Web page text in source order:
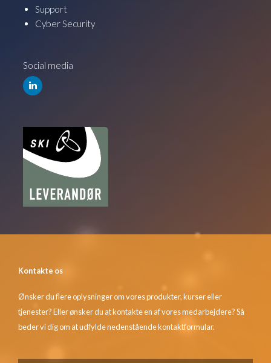
Support
Cyber Security
Social media
Kontakte os
Ønsker du flere oplysninger om vores produkter, kurser eller
tjenester? Eller ønsker du at kontakte en af vores medarbejdere? Så
beder vi dig om at udfylde nedenstående kontaktformular.